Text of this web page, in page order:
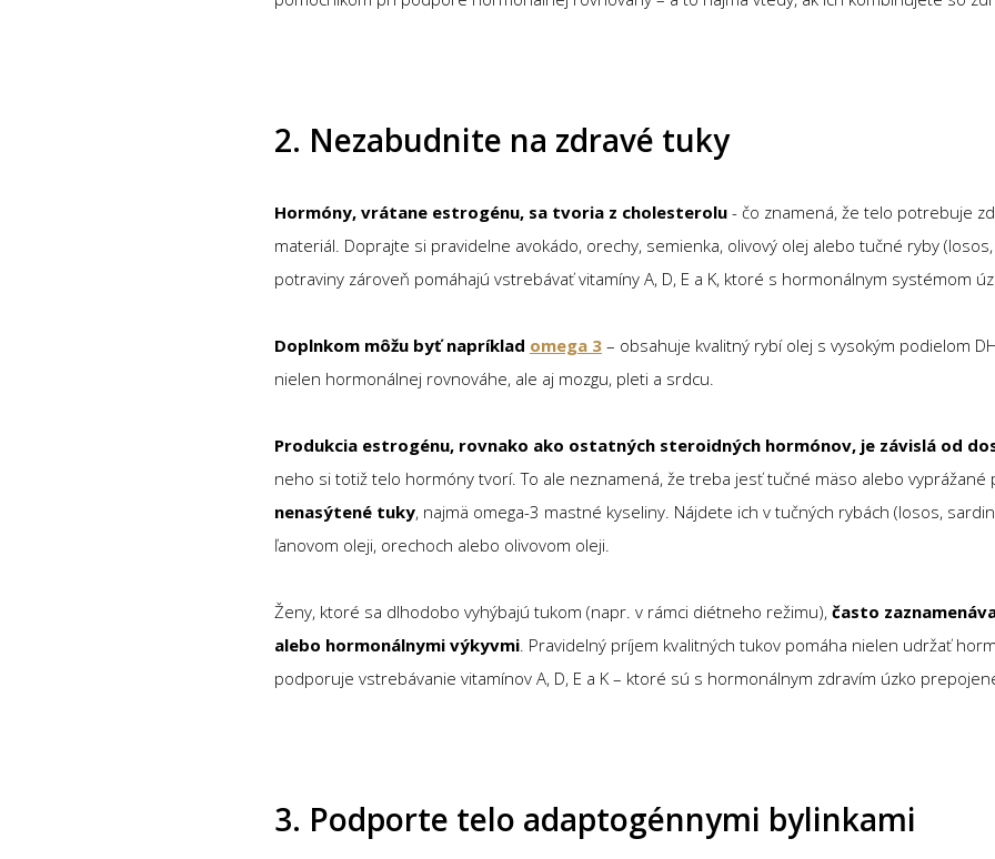
2. Nezabudnite na zdravé tuky
Hormóny, vrátane estrogénu, sa tvoria z cholesterolu - čo znamená, že telo potrebuje
materiál. Doprajte si pravidelne avokádo, orechy, semienka, olivový olej alebo tučné ryby
potraviny zároveň pomáhajú vstrebávať vitamíny A, D, E a K, ktoré s hormonálnym systémom
Doplnkom môžu byť napríklad omega 3 – obsahuje kvalitný rybí olej s vysokým podielom
nielen hormonálnej rovnováhe, ale aj mozgu, pleti a srdcu.
Produkcia estrogénu, rovnako ako ostatných steroidných hormónov, je závislá od
neho si totiž telo hormóny tvorí. To ale neznamená, že treba jesť tučné mäso alebo
nenasýtené tuky, najmä omega-3 mastné kyseliny. Nájdete ich v tučných rybách (losos,
ľanovom oleji, orechoch alebo olivovom oleji.
Ženy, ktoré sa dlhodobo vyhýbajú tukom (napr. v rámci diétneho režimu), často
alebo hormonálnymi výkyvmi . Pravidelný príjem kvalitných tukov pomáha nielen udržať
podporuje vstrebávanie vitamínov A, D, E a K – ktoré sú s hormonálnym zdravím úzko
3. Podporte telo adaptogénnymi bylinkami